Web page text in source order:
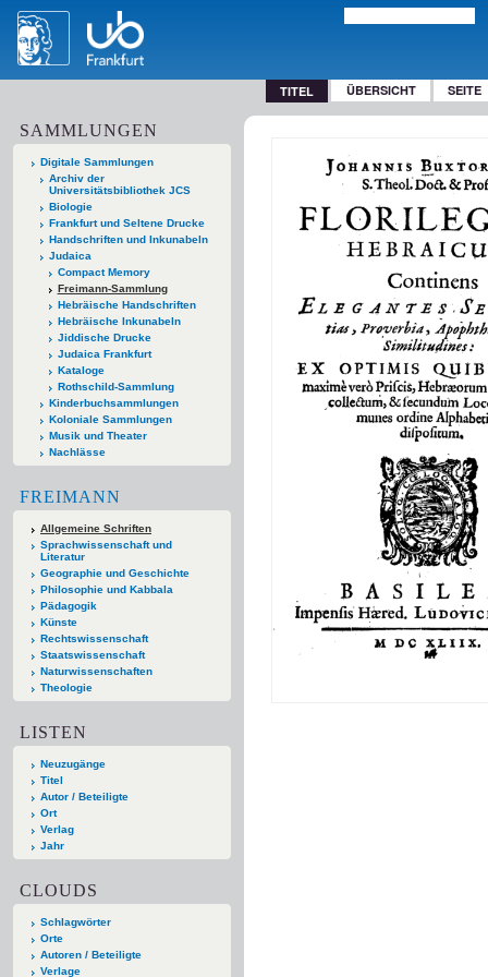
TITEL ÜBERSICHT SEITE
SAMMLUNGEN
Digitale Sammlungen
Archiv der
Universitätsbibliothek JCS
Biologie
Frankfurt und Seltene Drucke
Handschriften und Inkunabeln
Judaica
Compact Memory
Freimann-Sammlung
Hebräische Handschriften
Hebräische Inkunabeln
Jiddische Drucke
Judaica Frankfurt
Kataloge
Rothschild-Sammlung
Kinderbuchsammlungen
Koloniale Sammlungen
Musik und Theater
Nachlässe
FREIMANN
Allgemeine Schriften
Sprachwissenschaft und
Literatur
Geographie und Geschichte
Philosophie und Kabbala
Pädagogik
Künste
Rechtswissenschaft
Staatswissenschaft
Naturwissenschaften
Theologie
LISTEN
Neuzugänge
Titel
Autor / Beteiligte
Ort
Verlag
Jahr
CLOUDS
Schlagwörter
Orte
Autoren / Beteiligte
Verlage